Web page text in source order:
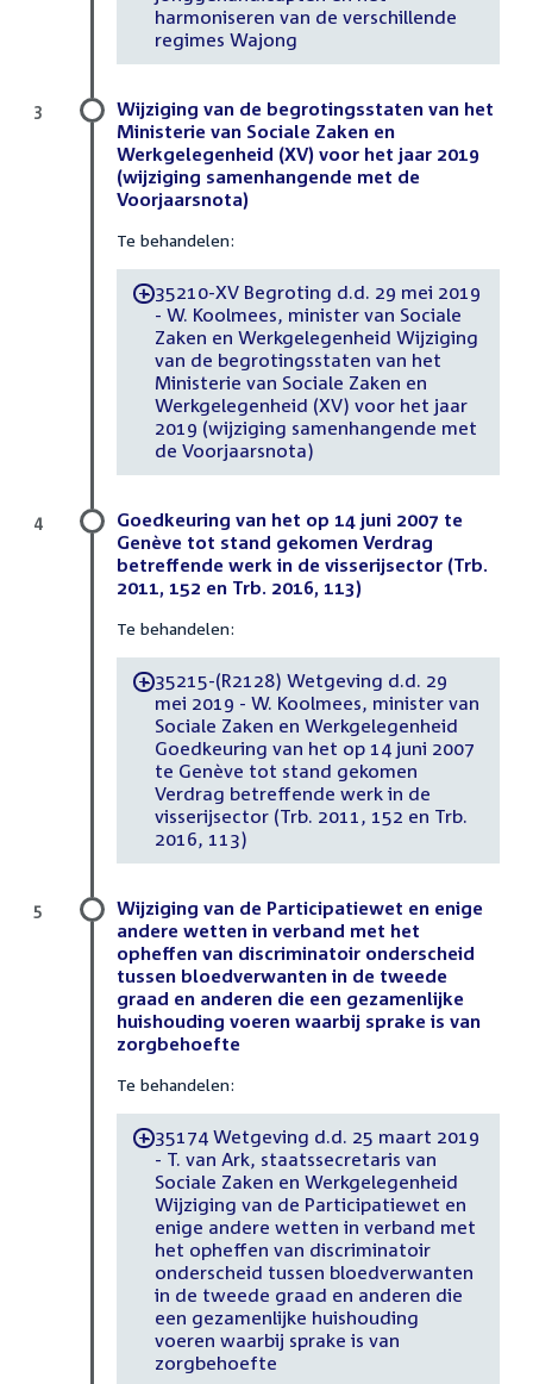
harmoniseren van de verschillende
regimes Wajong
Wijziging van de begrotingsstaten van het
Ministerie van Sociale Zaken en
Werkgelegenheid (XV) voor het jaar 2019
(wijziging samenhangende met de
Voorjaarsnota)
Te behandelen:
-35210-XV Begroting d.d. 29 mei 2019
- W. Koolmees, minister van Sociale
Zaken en Werkgelegenheid Wijziging
van de begrotingsstaten van het
Ministerie van Sociale Zaken en
Werkgelegenheid (XV) voor het jaar
2019 (wijziging samenhangende met
de Voorjaarsnota)
3
Goedkeuring van het op 14 juni 2007 te
Genève tot stand gekomen Verdrag
betreffende werk in de visserijsector (Trb.
2011, 152 en Trb. 2016, 113)
Te behandelen:
-35215-(R2128) Wetgeving d.d. 29
mei 2019 - W. Koolmees, minister van
Sociale Zaken en Werkgelegenheid
Goedkeuring van het op 14 juni 2007
te Genève tot stand gekomen
Verdrag betreffende werk in de
visserijsector (Trb. 2011, 152 en Trb.
2016, 113)
4
Wijziging van de Participatiewet en enige
andere wetten in verband met het
opheffen van discriminatoir onderscheid
tussen bloedverwanten in de tweede
graad en anderen die een gezamenlijke
huishouding voeren waarbij sprake is van
zorgbehoefte
Te behandelen:
-35174 Wetgeving d.d. 25 maart 2019
- T. van Ark, staatssecretaris van
Sociale Zaken en Werkgelegenheid
Wijziging van de Participatiewet en
enige andere wetten in verband met
het opheffen van discriminatoir
onderscheid tussen bloedverwanten
in de tweede graad en anderen die
een gezamenlijke huishouding
voeren waarbij sprake is van
zorgbehoefte
5